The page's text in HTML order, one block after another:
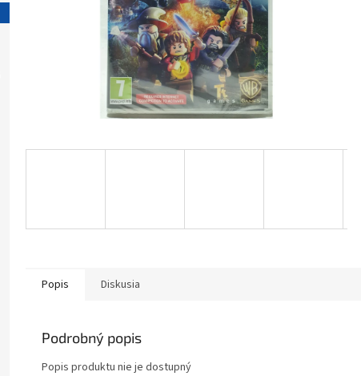
Popis Diskusia
Podrobný popis
Popis produktu nie je dostupný